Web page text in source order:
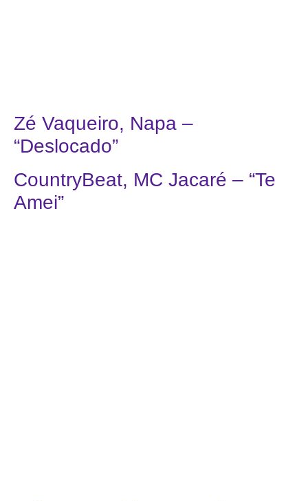
Zé Vaqueiro, Napa –
“Deslocado”
CountryBeat, MC Jacaré – “Te
Amei”